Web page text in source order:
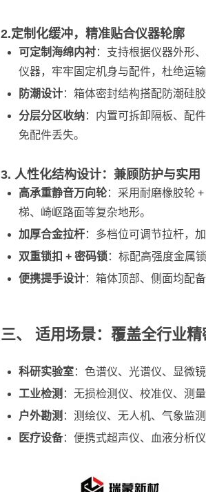
2.定制化缓冲，精准贴合仪器轮廓
可定制海绵内衬：支持根据仪器外形
仪器，牢牢固定机身与配件，杜绝运
防潮设计：箱体密封结构搭配防潮硅
分层分区收纳：内置可拆卸隔板、配
免配件丢失。
3. 人性化结构设计：兼顾防护与实用
高承重静音万向轮：采用耐磨橡胶轮
梯、崎岖路面等复杂地形。
加厚合金拉杆：多档位可调节拉杆，
双重锁扣 + 密码锁 ：标配高强度金属
便携提手设计：箱体顶部、侧面均配
三、 适用场景：覆盖全行业
科研实验室：色谱仪、光谱仪、显微
工业检测 ：无损检测仪、校准仪、测
户外勘测 ：测绘仪、无人机、气象监
医疗设备：便携式超声仪、血液分析